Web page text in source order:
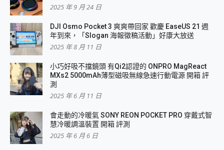
2025 年 9 月 24 日
DJI Osmo Pocket 3 爽爽帶回家 歡慶 EaseUS 21 週
年到來，「Slogan 海報徵稿活動」好康大放送
2025 年 8 月 11 日
小巧好吸不擋鏡頭 有Qi2認證的 ONPRO MagReact
MXs2 5000mAh薄型磁吸無線急速行動電源 開箱 評
測
2025 年 6 月 11 日
會走動的冷暖氣 SONY REON POCKET PRO 穿戴式智
慧冷暖調溫裝置 開箱 評測
2025 年 6 月 6 日